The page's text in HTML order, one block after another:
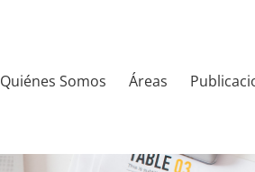
Quiénes Somos Áreas